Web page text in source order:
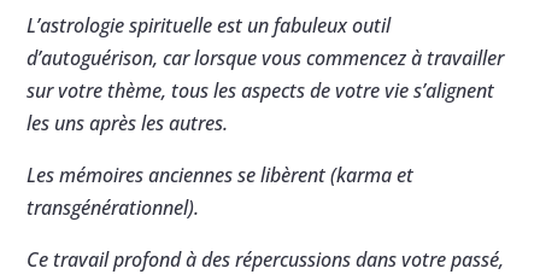
L’astrologie spirituelle est un fabuleux outil
d’autoguérison, car lorsque vous commencez à travailler
sur votre thème, tous les aspects de votre vie s’alignent
les uns après les autres.
Les mémoires anciennes se libèrent (karma et
transgénérationnel).
Ce travail profond à des répercussions dans votre passé,